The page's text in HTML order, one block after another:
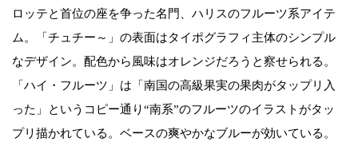
ロッテと首位の座を争った名門、ハリスのフルーツ系アイテ
ム。「チュチー～」の表面はタイポグラフィ主体のシンプル
なデザイン。配色から風味はオレンジだろうと察せられる。
「ハイ・フルーツ」は「南国の高級果実の果肉がタップリ入
った」というコピー通り“南系”のフルーツのイラストがタッ
プリ描かれている。ベースの爽やかなブルーが効いている。